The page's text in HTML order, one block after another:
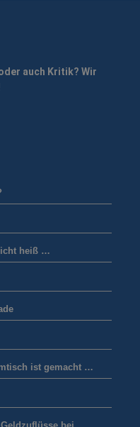
auch Kritik? Wir
heiß …
ist gemacht …